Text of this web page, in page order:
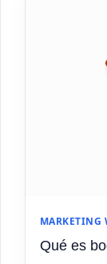
MARKETING
Qué es